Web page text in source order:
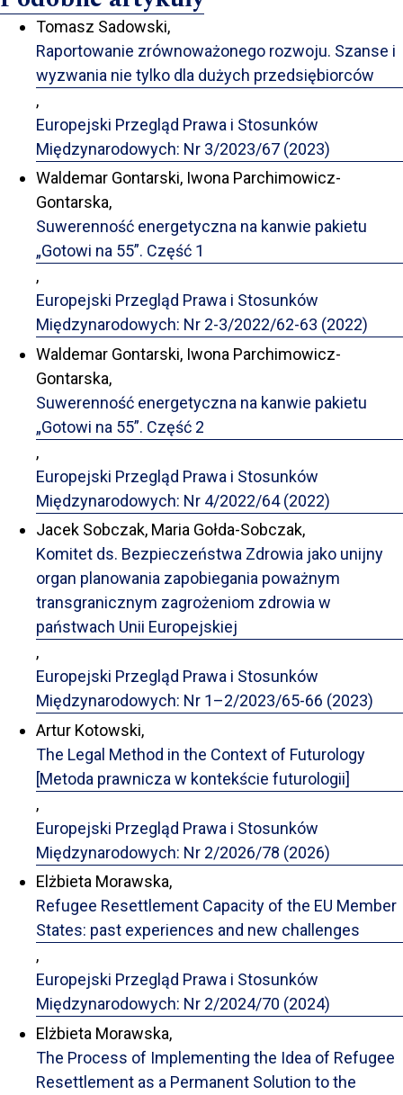
Tomasz Sadowski,
Raportowanie zrównoważonego rozwoju. Szanse i
wyzwania nie tylko dla dużych przedsiębiorców
,
Europejski Przegląd Prawa i Stosunków
Międzynarodowych: Nr 3/2023/67 (2023)
Waldemar Gontarski, Iwona Parchimowicz-
Gontarska,
Suwerenność energetyczna na kanwie pakietu
„Gotowi na 55”. Część 1
,
Europejski Przegląd Prawa i Stosunków
Międzynarodowych: Nr 2-3/2022/62-63 (2022)
Waldemar Gontarski, Iwona Parchimowicz-
Gontarska,
Suwerenność energetyczna na kanwie pakietu
„Gotowi na 55”. Część 2
,
Europejski Przegląd Prawa i Stosunków
Międzynarodowych: Nr 4/2022/64 (2022)
Jacek Sobczak, Maria Gołda-Sobczak,
Komitet ds. Bezpieczeństwa Zdrowia jako unijny
organ planowania zapobiegania poważnym
transgranicznym zagrożeniom zdrowia w
państwach Unii Europejskiej
,
Europejski Przegląd Prawa i Stosunków
Międzynarodowych: Nr 1–2/2023/65-66 (2023)
Artur Kotowski,
The Legal Method in the Context of Futurology
[Metoda prawnicza w kontekście futurologii]
,
Europejski Przegląd Prawa i Stosunków
Międzynarodowych: Nr 2/2026/78 (2026)
Elżbieta Morawska,
Refugee Resettlement Capacity of the EU Member
States: past experiences and new challenges
,
Europejski Przegląd Prawa i Stosunków
Międzynarodowych: Nr 2/2024/70 (2024)
Elżbieta Morawska,
The Process of Implementing the Idea of Refugee
Resettlement as a Permanent Solution to the